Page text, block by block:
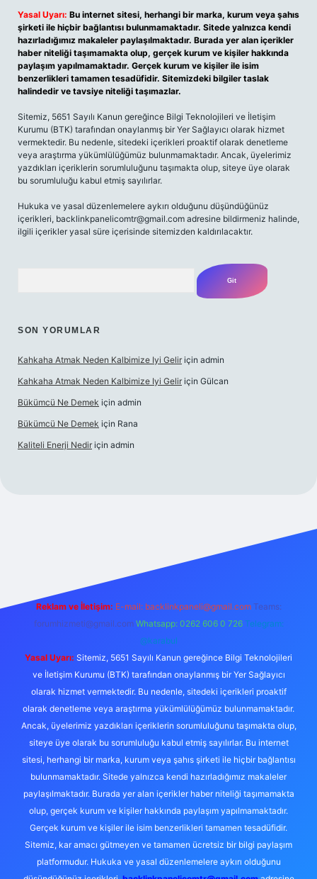
Yasal Uyarı: Bu internet sitesi, herhangi bir marka, kurum veya şahıs
şirketi ile hiçbir bağlantısı bulunmamaktadır. Sitede yalnızca kendi
hazırladığımız makaleler paylaşılmaktadır. Burada yer alan içerikler
haber niteliği taşımamakta olup, gerçek kurum ve kişiler hakkında
paylaşım yapılmamaktadır. Gerçek kurum ve kişiler ile isim
benzerlikleri tamamen tesadüfidir. Sitemizdeki bilgiler taslak
halindedir ve tavsiye niteliği taşımazlar.
Sitemiz, 5651 Sayılı Kanun gereğince Bilgi Teknolojileri ve İletişim
Kurumu (BTK) tarafından onaylanmış bir Yer Sağlayıcı olarak hizmet
vermektedir. Bu nedenle, sitedeki içerikleri proaktif olarak denetleme
veya araştırma yükümlülüğümüz bulunmamaktadır. Ancak, üyelerimiz
yazdıkları içeriklerin sorumluluğunu taşımakta olup, siteye üye olarak
bu sorumluluğu kabul etmiş sayılırlar.
Hukuka ve yasal düzenlemelere aykırı olduğunu düşündüğünüz
içerikleri, backlinkpanelicomtr@gmail.com adresine bildirmeniz halinde,
ilgili içerikler yasal süre içerisinde sitemizden kaldırılacaktır.
SON YORUMLAR
Kahkaha Atmak Neden Kalbimize Iyi Gelir için admin
Kahkaha Atmak Neden Kalbimize Iyi Gelir için Gülcan
Bükümcü Ne Demek için admin
Bükümcü Ne Demek için Rana
Kaliteli Enerji Nedir için admin
Reklam ve İletişim: E-mail: backlinkpaneli@gmail.com Teams:
forumhizmeti@gmail.com Whatsapp: 0262 606 0 726 Telegram:
@karabul
Yasal Uyarı: Sitemiz, 5651 Sayılı Kanun gereğince Bilgi Teknolojileri
ve İletişim Kurumu (BTK) tarafından onaylanmış bir Yer Sağlayıcı
olarak hizmet vermektedir. Bu nedenle, sitedeki içerikleri proaktif
olarak denetleme veya araştırma yükümlülüğümüz bulunmamaktadır.
Ancak, üyelerimiz yazdıkları içeriklerin sorumluluğunu taşımakta olup,
siteye üye olarak bu sorumluluğu kabul etmiş sayılırlar. Bu internet
sitesi, herhangi bir marka, kurum veya şahıs şirketi ile hiçbir bağlantısı
bulunmamaktadır. Sitede yalnızca kendi hazırladığımız makaleler
paylaşılmaktadır. Burada yer alan içerikler haber niteliği taşımamakta
olup, gerçek kurum ve kişiler hakkında paylaşım yapılmamaktadır.
Gerçek kurum ve kişiler ile isim benzerlikleri tamamen tesadüfidir.
Sitemiz, kar amacı gütmeyen ve tamamen ücretsiz bir bilgi paylaşım
platformudur. Hukuka ve yasal düzenlemelere aykırı olduğunu